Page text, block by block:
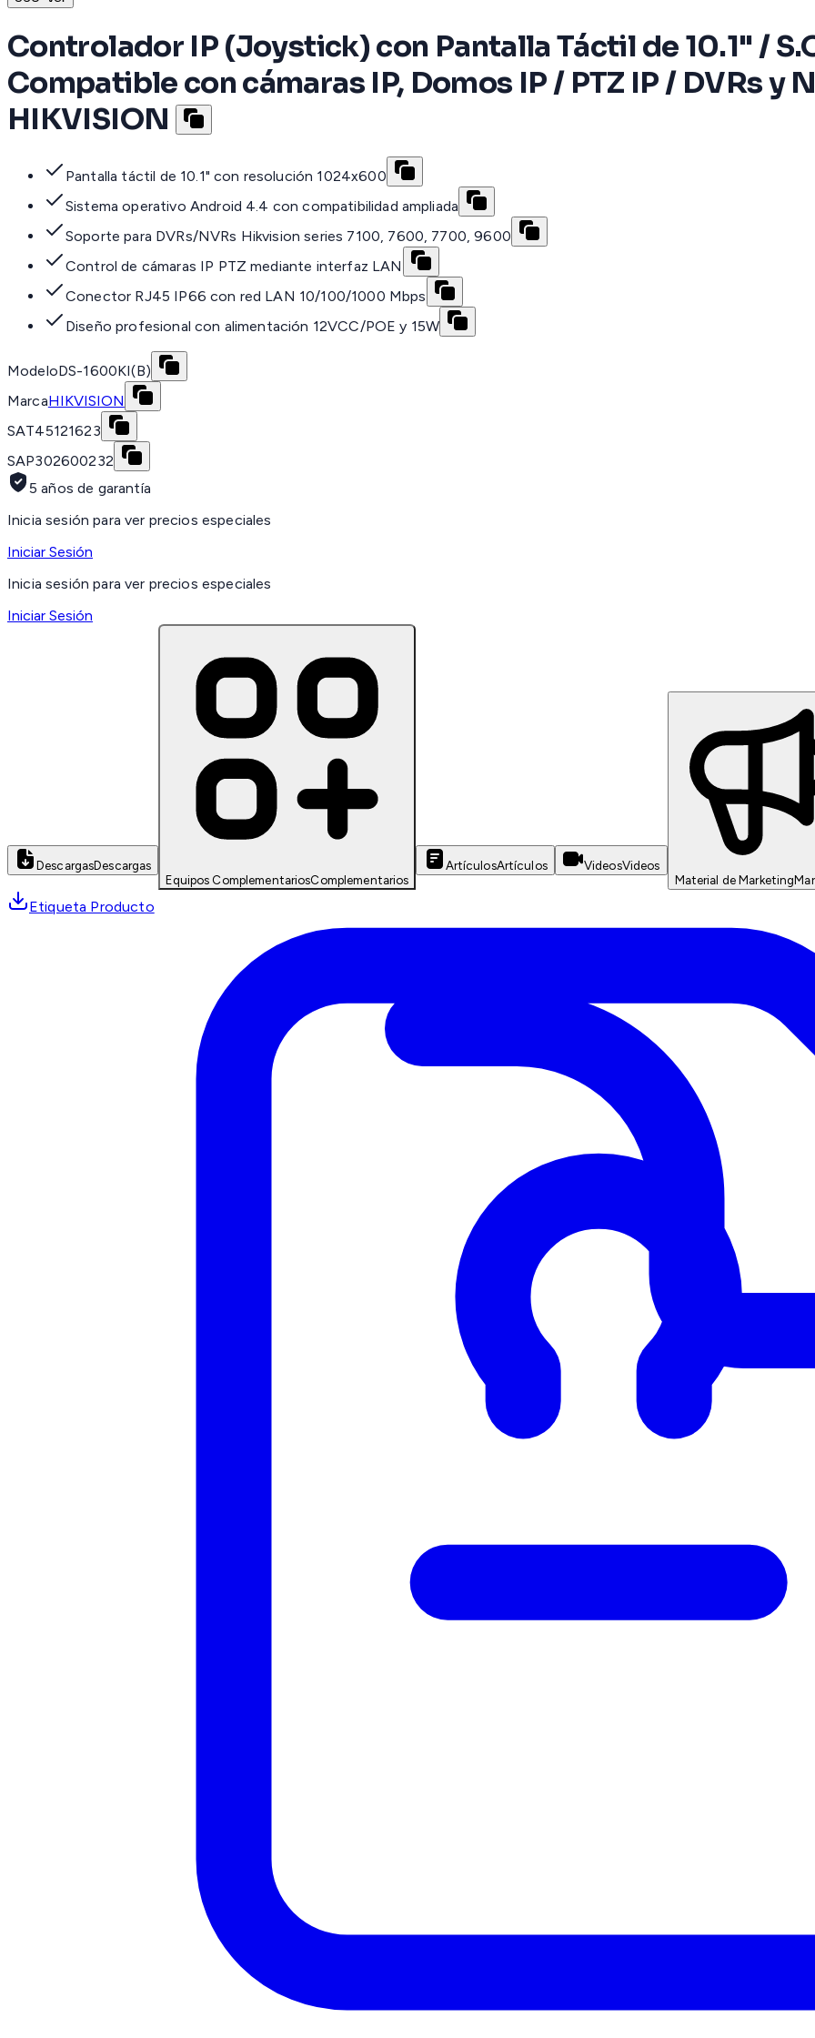
Controlador IP (Joystick) con Pantalla Táctil de 10.1" /
Compatible con cámaras IP, Domos IP / PTZ IP / DVRs y
HIKVISION
Pantalla táctil de 10.1" con resolución 1024x600
Sistema operativo Android 4.4 con compatibilidad ampliada
Soporte para DVRs/NVRs Hikvision series 7100, 7600, 7700, 9600
Control de cámaras IP PTZ mediante interfaz LAN
Conector RJ45 IP66 con red LAN 10/100/1000 Mbps
Diseño profesional con alimentación 12VCC/POE y 15W
ModeloDS-1600KI(B)
MarcaHIKVISION
SAT45121623
SAP302600232
5 años de garantía
Inicia sesión para ver precios especiales
Iniciar Sesión
Inicia sesión para ver precios especiales
Iniciar Sesión
DescargasDescargas
Equipos ComplementariosComplementarios
ArtículosArtículos VideosVideos
Material de Marketing
Etiqueta Producto